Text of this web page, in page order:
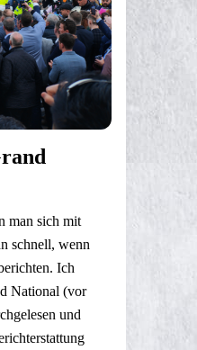
man sich mit
schnell, wenn
Ich
National (vor
und